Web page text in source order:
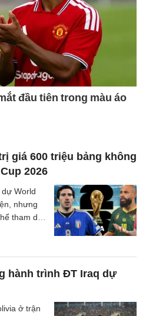
giá 600 triệu bảng không
2026
World
nhưng
tham dự
hành trình ĐT Iraq dự
ở trận